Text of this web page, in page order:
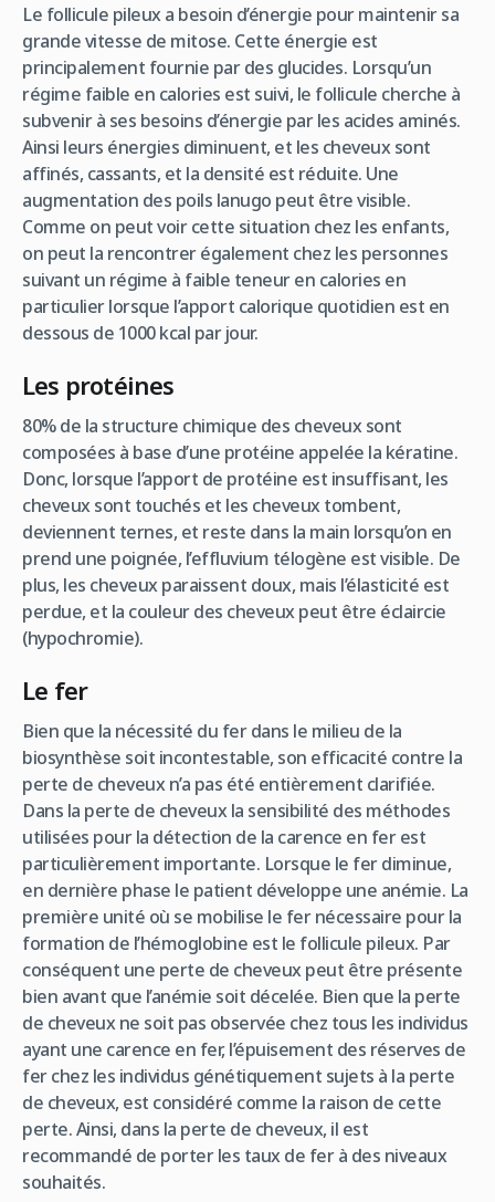
Le follicule pileux a besoin d’énergie pour maintenir sa
grande vitesse de mitose. Cette énergie est
principalement fournie par des glucides. Lorsqu’un
régime faible en calories est suivi, le follicule cherche à
subvenir à ses besoins d’énergie par les acides aminés.
Ainsi leurs énergies diminuent, et les cheveux sont
affinés, cassants, et la densité est réduite. Une
augmentation des poils lanugo peut être visible.
Comme on peut voir cette situation chez les enfants,
on peut la rencontrer également chez les personnes
suivant un régime à faible teneur en calories en
particulier lorsque l’apport calorique quotidien est en
dessous de 1000 kcal par jour.
Les protéines
80% de la structure chimique des cheveux sont
composées à base d’une protéine appelée la kératine.
Donc, lorsque l’apport de protéine est insuffisant, les
cheveux sont touchés et les cheveux tombent,
deviennent ternes, et reste dans la main lorsqu’on en
prend une poignée, l’effluvium télogène est visible. De
plus, les cheveux paraissent doux, mais l’élasticité est
perdue, et la couleur des cheveux peut être éclaircie
(hypochromie).
Le fer
Bien que la nécessité du fer dans le milieu de la
biosynthèse soit incontestable, son efficacité contre la
perte de cheveux n’a pas été entièrement clarifiée.
Dans la perte de cheveux la sensibilité des méthodes
utilisées pour la détection de la carence en fer est
particulièrement importante. Lorsque le fer diminue,
en dernière phase le patient développe une anémie. La
première unité où se mobilise le fer nécessaire pour la
formation de l’hémoglobine est le follicule pileux. Par
conséquent une perte de cheveux peut être présente
bien avant que l’anémie soit décelée. Bien que la perte
de cheveux ne soit pas observée chez tous les individus
ayant une carence en fer, l’épuisement des réserves de
fer chez les individus génétiquement sujets à la perte
de cheveux, est considéré comme la raison de cette
perte. Ainsi, dans la perte de cheveux, il est
recommandé de porter les taux de fer à des niveaux
souhaités.